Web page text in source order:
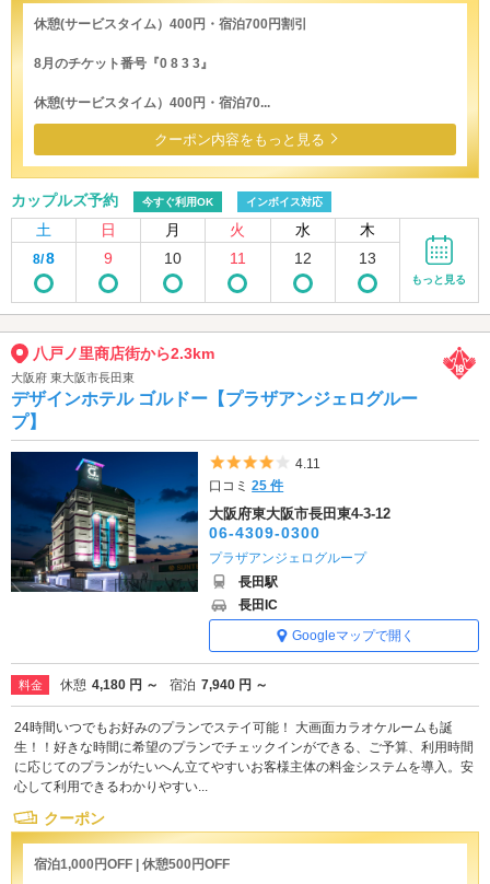
休憩(サービスタイム）400円・宿泊700円割引
8月のチケット番号『0 8 3 3』
休憩(サービスタイム）400円・宿泊70...
クーポン内容をもっと見る
カップルズ予約 今すぐ利用OK インボイス対応
土 日 月 火 水 木
8/8 9 10 11 12 13
もっと見る
八戸ノ里商店街から2.3km
大阪府 東大阪市長田東
デザインホテル ゴルドー【プラザアンジェログルー
プ】
5つ星のうち4
4.11
口コミ25 件
大阪府東大阪市長田東4-3-12
06-4309-0300
プラザアンジェログループ
長田駅
長田IC
Googleマップで開く
料金 休憩 4,180 円 ～ 宿泊 7,940 円 ～
24時間いつでもお好みのプランでステイ可能！ 大画面カラオケルームも誕
生！！好きな時間に希望のプランでチェックインができる、ご予算、利用時間
に応じてのプランがたいへん立てやすいお客様主体の料金システムを導入。安
心して利用できるわかりやすい...
クーポン
宿泊1,000円OFF | 休憩500円OFF